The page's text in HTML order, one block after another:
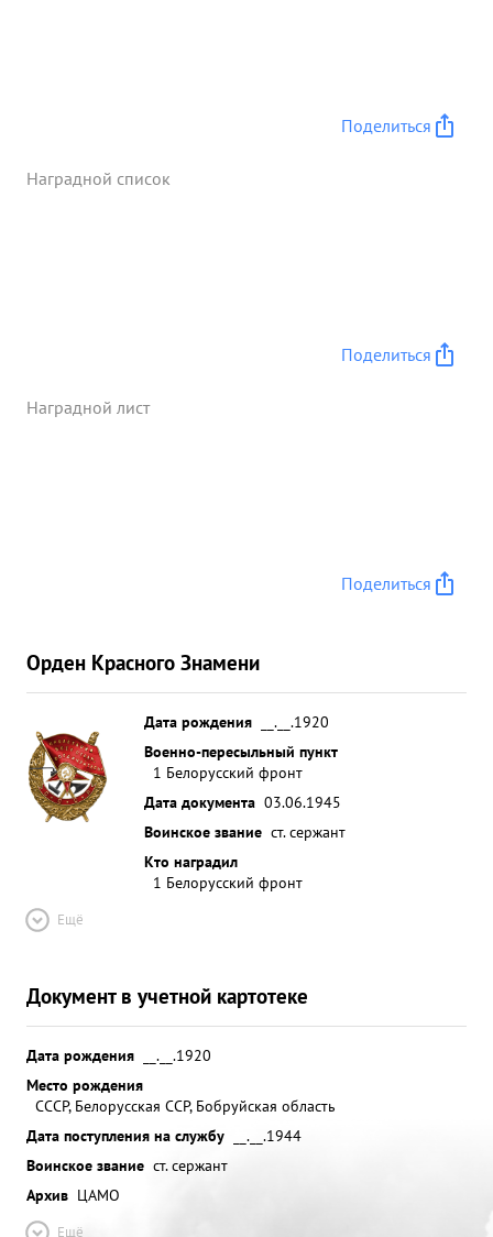
Поделиться
Наградной список
Поделиться
Наградной лист
Поделиться
Орден Красного Знамени
Дата рождения
__.__.1920
Военно-пересыльный пункт
1 Белорусский фронт
Дата документа 03.06.1945
Воинское звание ст. сержант
Кто наградил
1 Белорусский фронт
Ещё
Документ в учетной картотеке
Дата рождения
__.__.1920
Место рождения
СССР, Белорусская ССР, Бобруйская область
Дата поступления на службу
__.__.1944
Воинское звание ст. сержант
Архив ЦАМО
Ещё